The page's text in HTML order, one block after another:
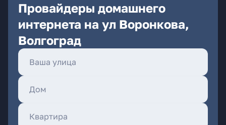
Провайдеры домашнего
интернета на ул Воронкова,
Волгоград